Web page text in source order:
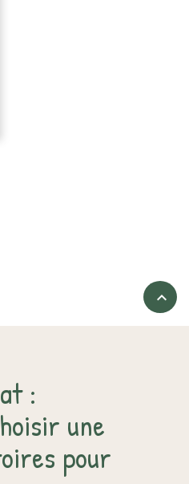

:
une
pour